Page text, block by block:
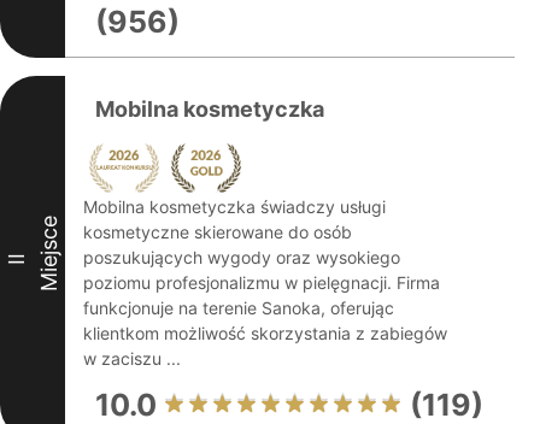
(956)
II Miejsce
Mobilna kosmetyczka
Mobilna kosmetyczka świadczy usługi
kosmetyczne skierowane do osób
poszukujących wygody oraz wysokiego
poziomu profesjonalizmu w pielęgnacji. Firma
funkcjonuje na terenie Sanoka, oferując
klientkom możliwość skorzystania z zabiegów
w zaciszu ...
10.0 (119)